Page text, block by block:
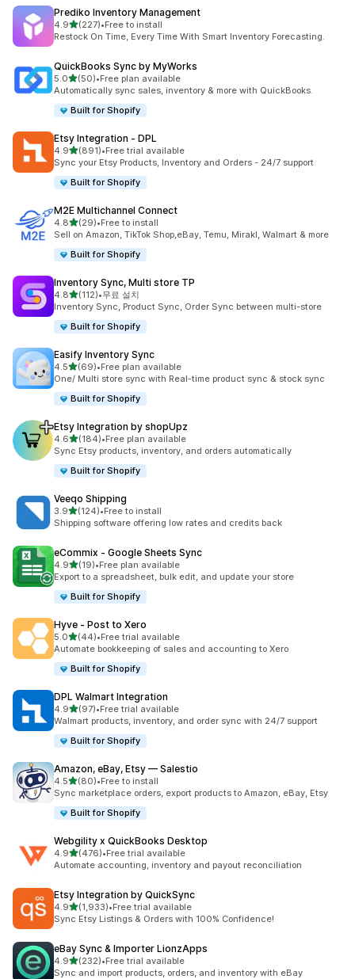
Prediko Inventory Management
4.9별 5개 중
(227)
총 리뷰 227개
•Free to install
Restock On Time, Every Time With Smart Inventory Forecasting.
QuickBooks Sync by MyWorks
5.0별 5개 중
(50)
총 리뷰 50개
•Free plan available
Automatically sync sales, inventory & more with QuickBooks.
Built for Shopify
Etsy Integration ‑ DPL
4.9별 5개 중
(891)
총 리뷰 891개
•Free trial available
Sync your Etsy Products, Inventory and Orders - 24/7 support
Built for Shopify
M2E Multichannel Connect
4.8별 5개 중
(29)
총 리뷰 29개
•Free to install
Sell on Amazon, TikTok Shop,eBay, Temu, Mirakl, Walmart & more
Built for Shopify
Inventory Sync, Multi store TP
4.8별 5개 중
(112)
총 리뷰 112개
•무료 설치
Inventory Sync, Product Sync, Order Sync between multi-store
Built for Shopify
Easify Inventory Sync
4.5별 5개 중
(69)
총 리뷰 69개
•Free plan available
One/ Multi store sync with Real-time product sync & stock sync
Built for Shopify
Etsy Integration by shopUpz
4.6별 5개 중
(184)
총 리뷰 184개
•Free plan available
Sync Etsy products, inventory, and orders automatically
Built for Shopify
Veeqo Shipping
3.9별 5개 중
(124)
총 리뷰 124개
•Free to install
Shipping software offering low rates and credits back
eCommix ‑ Google Sheets Sync
4.9별 5개 중
(19)
총 리뷰 19개
•Free plan available
Export to a spreadsheet, bulk edit, and update your store
Built for Shopify
Hyve ‑ Post to Xero
5.0별 5개 중
(44)
총 리뷰 44개
•Free trial available
Automate bookkeeping of sales and accounting to Xero
Built for Shopify
DPL Walmart Integration
4.9별 5개 중
(97)
총 리뷰 97개
•Free trial available
Walmart products, inventory, and order sync with 24/7 support
Built for Shopify
Amazon, eBay, Etsy — Salestio
4.5별 5개 중
(80)
총 리뷰 80개
•Free to install
Sync marketplace orders, export products to Amazon, eBay, Etsy
Built for Shopify
Webgility x QuickBooks Desktop
4.9별 5개 중
(476)
총 리뷰 476개
•Free trial available
Automate accounting, inventory and payout reconciliation
Etsy Integration by QuickSync
4.9별 5개 중
(1,933)
총 리뷰 1933개
•Free trial available
Sync Etsy Listings & Orders with 100% Confidence!
eBay Sync & Importer LionzApps
4.9별 5개 중
(232)
총 리뷰 232개
•Free trial available
Sync and import products, orders, and inventory with eBay